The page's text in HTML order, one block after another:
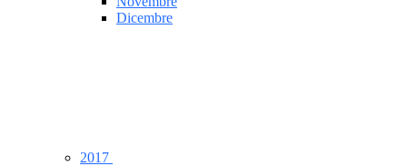
Dicembre
2017